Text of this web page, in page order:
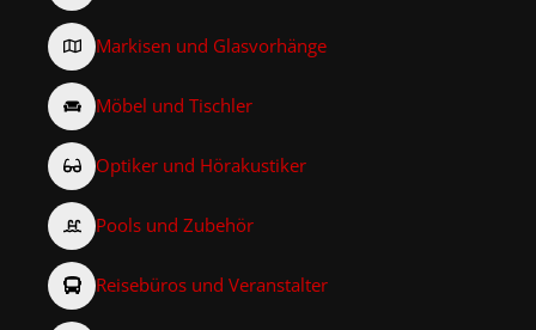
Markisen und Glasvorhänge
Möbel und Tischler
Optiker und Hörakustiker
Pools und Zubehör
Reisebüros und Veranstalter